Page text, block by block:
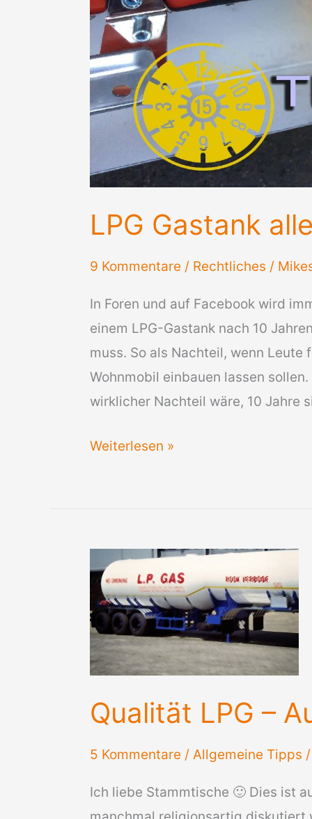
LPG Gastank
9 Kommentare / Rechtliches /
In Foren und auf Facebook wird
einem LPG-Gastank nach 10
muss. So als Nachteil, wenn Leute
Wohnmobil einbauen lassen
wirklicher Nachteil wäre, 10 Jahre
LPG
zum
TÜV
Weiterlesen »
Qualität LPG –
5 Kommentare / Allgemeine Tipps /
Ich liebe Stammtische 🙂 Dies ist